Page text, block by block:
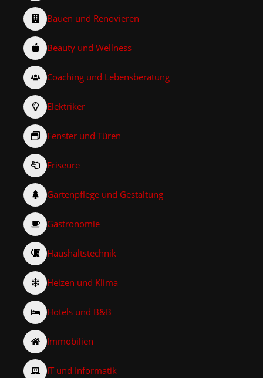
Bauen und Renovieren
Beauty und Wellness
Coaching und Lebensberatung
Elektriker
Fenster und Türen
Friseure
Gartenpflege und Gestaltung
Gastronomie
Haushaltstechnik
Heizen und Klima
Hotels und B&B
Immobilien
IT und Informatik